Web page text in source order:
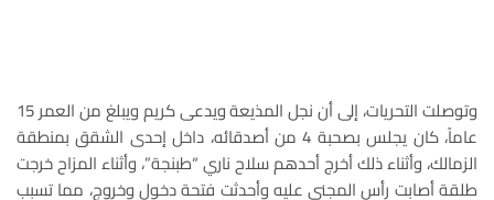
وتوصلت التحريات، إلى أن نجل المذيعة ويدعى كريم ويبلغ من العمر 15
عاماً، كان يجلس بصحبة 4 من أصدقائه، داخل إحدى الشقق بمنطقة
الزمالك، وأثناء ذلك أخرج أحدهم سلاح ناري “طبنجة”، وأثناء المزاح خرجت
طلقة أصابت رأس المجني عليه وأحدثت فتحة دخول وخروج، مما تسبب